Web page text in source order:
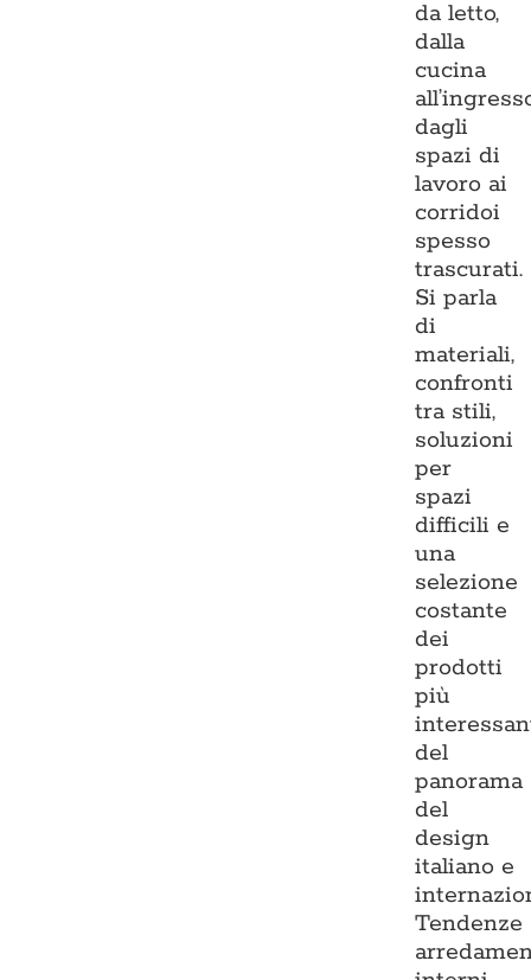
da letto,
dalla
cucina
dagli
spazi di
lavoro ai
corridoi
spesso
trascurati.
Si parla
di
materiali,
confronti
tra stili,
soluzioni
per
spazi
difficili e
una
selezione
costante
dei
prodotti
più
del
panorama
del
design
italiano e
Tendenze